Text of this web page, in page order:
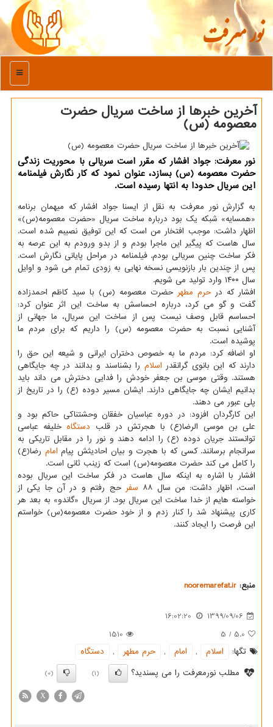
نور معرفت
منو
آخرین خبرها از ساخت سریال حضرت
معصومه (س)
نور معرفت: جواد افشار كه مقرر است سریالی با محوریت زندگی
حضرت معصومه (س) بسازد، عنوان نمود كه كار نگارش فیلمنامه
این سریال حدودا به انتها رسیده است.
به گزارش نور معرفت به نقل از ایسنا جواد افشار که میهمان برنامه
«همسایه» شبکه یک بود درباره ساخت سریال «حضرت معصومه(س)»
اظهار داشت: موجب افتخار من است که این توفیق نصیبم شده است.
سال هاست که پیگیر این ماجرا بودم و از بدو ورودم به این عرصه به
فکر ساخت چنین سریالی بودم. فیلمنامه در مراحل پایانی نگارش است.
پس از چندین بار بازنویسی نسخه نهایی به زودی تمام می شود و اوایل
سال ۱۴۰۰ وارد تولید می شویم.
افشار که در حرم مطهر حضرت معصومه (س) با سید کاظم احمدزاده
گفت و گو می کرد، درباره احساسش به ساخت این اثر عنوان کرد:
احساسم قابل وصف نیست پس از ساخت این سریال، ما جهانی از
آشنایی نسبت به حضرت معصومه (س) را داریم که برای مردم ما
پوشیده است.
او اضافه کرد: مردم ما به خصوص دختران ایرانی و شیعه این حق را
دارند که این بانوی گرانقدر اسلام را بشناسند و بدانند در چه جایگاهی
هستند. وقتی موسی بن جعفر خودش را فدایی دخترش می داند باید
بدانیم ایشان چه جایگاهی دارند. ایشان مسیر دوده (ع) را در تاریخ از
پلی عبور می دهند.
این کارگردان افزود: در دوره عباسیان خفقان وحشتناکی حاکم بود و
علی بن موسی الرضا(ع) با هجرتش در قلب دستگاه خلیفه عباسی
توانستند جریان دوده (ع) را ادامه دهند و نور را در مقابل تاریکی به
سرانجام برسانند. کسی که با هجرت و بیان احادیثش پیام امام رضا(ع)
را کامل می کند حضرت معصومه(س) است که زینب ثانی است.
افشار با اشاره به اینکه سال هاست در فکر ساخت این سریال بوده
است، اظهار داشت: من سال ۸۸
سفر حج رفتم و در آن جا یکی از
خواسته هایم از خدا ساخت این سریال بود. از سریال «گاندو» به بعد هر
کاری پیشنهاد شد را کنار زدم و از خود حضرت معصومه(س) خواستم
این فرصت را ایجاد کنند.
منبع: nooremarefat.ir
1399/09/06
16:02:20
5.0
/
5
1510
تگها:
اسلام , امام , حرم مطهر ,
دستگاه
مطلب نورمعرفت را می پسندید؟
(1)
(0)
X